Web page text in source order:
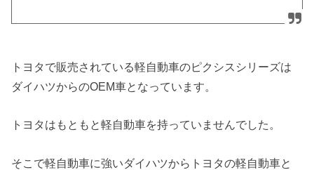
トヨタで販売されている軽自動車のピクシスシリーズは
ダイハツからのOEM車となっています。
トヨタはもともと軽自動車を持っていませんでした。
そこで軽自動車に強いダイハツからトヨタの軽自動車と